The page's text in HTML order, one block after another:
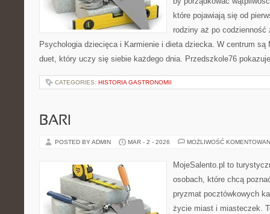
które pojawiają się od
rodziny aż po
Psychologia dziecięca i Karmienie i dieta dziecka. W centrum
duet, który uczy się siebie każdego dnia. Przedszkole76
CATEGORIES: HISTORIA GASTRONOMII
BARI
POSTED BY ADMIN MAR - 2 - 2026 MOŻLIWOŚĆ
MojeSalento.pl to
osobach, które chcą
pryzmat pocztówkowych
życie miast i miasteczek.